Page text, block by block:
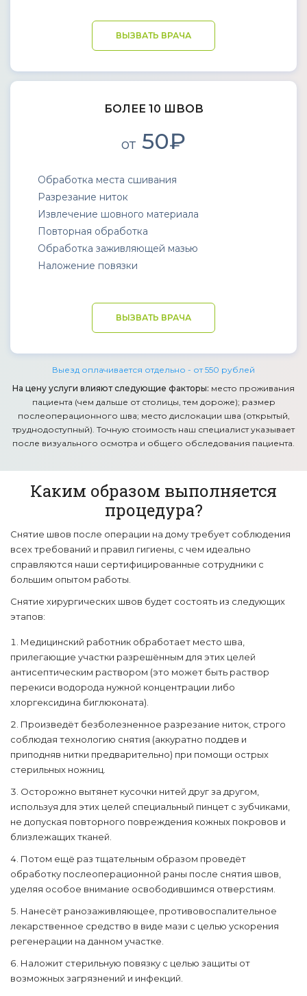
ВЫЗВАТЬ ВРАЧА
БОЛЕЕ 10 ШВОВ
от 50₽
Обработка места сшивания
Разрезание ниток
Извлечение шовного материала
Повторная обработка
Обработка заживляющей мазью
Наложение повязки
ВЫЗВАТЬ ВРАЧА
Выезд оплачивается отдельно - от 550 рублей
На цену услуги влияют следующие факторы: место проживания
пациента (чем дальше от столицы, тем дороже); размер
послеоперационного шва; место дислокации шва (открытый,
труднодоступный). Точную стоимость наш специалист указывает
после визуального осмотра и общего обследования пациента.
Каким образом выполняется
процедура?
Снятие швов после операции на дому требует соблюдения
всех требований и правил гигиены, с чем идеально
справляются наши сертифицированные сотрудники с
большим опытом работы.
Снятие хирургических швов будет состоять из следующих
этапов:
Медицинский работник обработает место шва,
прилегающие участки разрешённым для этих целей
антисептическим раствором (это может быть раствор
перекиси водорода нужной концентрации либо
хлоргексидина биглюконата).
Произведёт безболезненное разрезание ниток, строго
соблюдая технологию снятия (аккуратно поддев и
приподняв нитки предварительно) при помощи острых
стерильных ножниц.
Осторожно вытянет кусочки нитей друг за другом,
используя для этих целей специальный пинцет с зубчиками,
не допуская повторного повреждения кожных покровов и
близлежащих тканей.
Потом ещё раз тщательным образом проведёт
обработку послеоперационной раны после снятия швов,
уделяя особое внимание освободившимся отверстиям.
Нанесёт ранозаживляющее, противовоспалительное
лекарственное средство в виде мази с целью ускорения
регенерации на данном участке.
Наложит стерильную повязку с целью защиты от
возможных загрязнений и инфекций.